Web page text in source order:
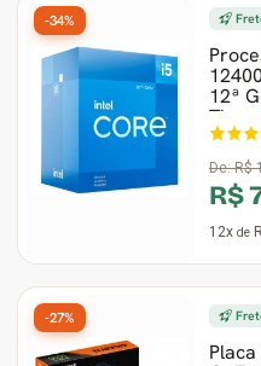
12ª
De:R$
R$
12x de
-34%
-27%